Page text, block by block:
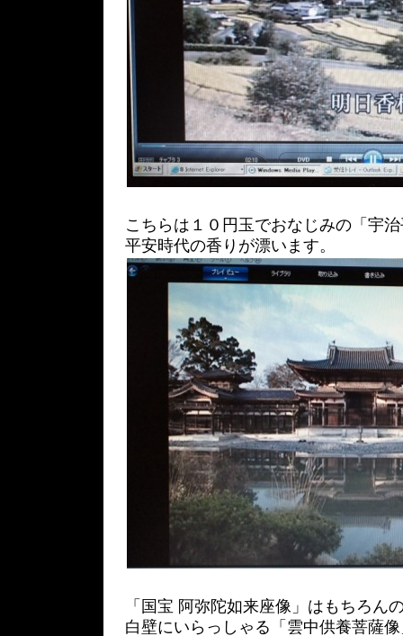
こちらは１０円玉でおなじみの「宇
平安時代の香りが漂います。
「国宝 阿弥陀如来座像」はもちろん
白壁にいらっしゃる「雲中供養菩薩